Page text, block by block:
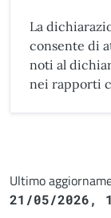
La
consente di
noti al
nei rapporti
Ultimo
21/05/2026,